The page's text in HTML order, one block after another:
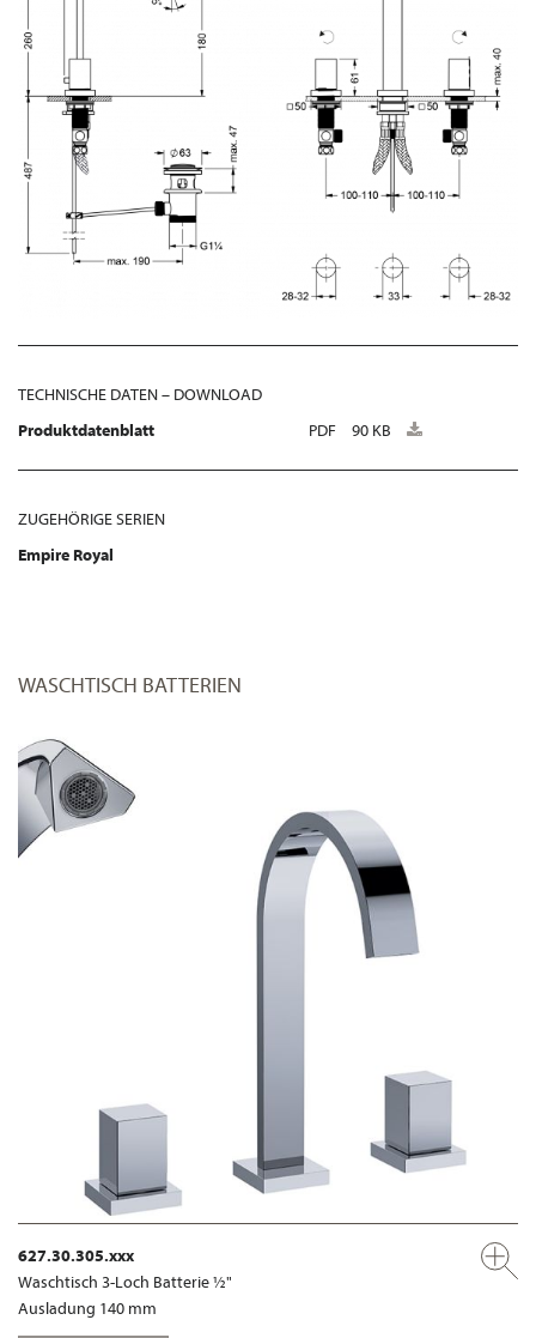
TECHNISCHE DATEN – DOWNLOAD
Produktdatenblatt
PDF 90 KB
ZUGEHÖRIGE SERIEN
Empire Royal
WASCHTISCH BATTERIEN
627.30.305.xxx
Waschtisch 3-Loch Batterie ½"
Ausladung 140 mm